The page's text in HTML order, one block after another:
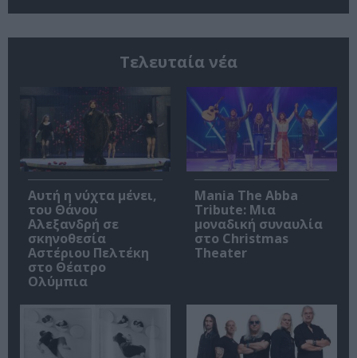
Τελευταία νέα
Αυτή η νύχτα μένει,
του Θάνου
Αλεξανδρή σε
σκηνοθεσία
Αστέριου Πελτέκη
στο Θέατρο
Ολύμπια
Mania The Abba
Tribute: Μια
μοναδική συναυλία
στο Christmas
Theater